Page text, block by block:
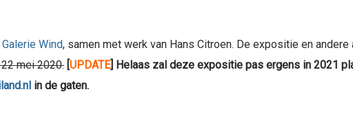
Galerie Wind, samen met werk van Hans Citroen. De expositie en
mei 2020.[UPDATE] Helaas zal deze expositie pas ergens in 2021
in de gaten.